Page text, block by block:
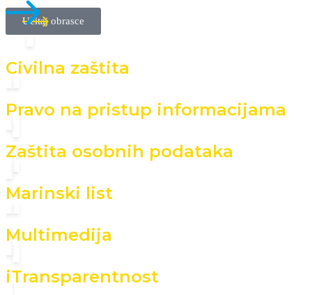
Učitaj obrasce
Civilna zaštita
Pravo na pristup informacijama
Zaštita osobnih podataka
Marinski list
Multimedija
iTransparentnost